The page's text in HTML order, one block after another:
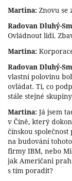
Martina: Znovu se
Radovan Dluhý-
Ovládnout lidi.
Martina:
Radovan Dluhý-
vlastní polovinu
ovládat. Ti, co
stále stejné
Martina: Já jsem
v Číně, který
čínskou společnost
na budování
firmy IBM, nebo
jak Američani
s tím poradit?